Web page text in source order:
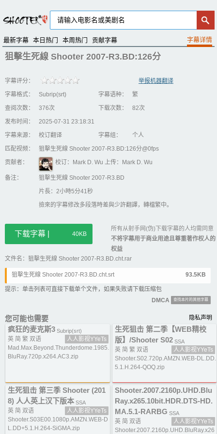
最新字幕 本日热门 本周热门 贡献字幕
狙擊生死線 Shooter 2007-R3.BD:126分
字幕评分：
举报机器翻译
字幕格式：
Subrip(srt) 字幕语种：
繁
查阅次数：
376次 下载次数：
82次
发布时间：
2025-07-31 23:18:31
字幕来源：
校订翻译 字幕组：
个人
匹配视频：
狙擊生死線 Shooter 2007-R3.BD:126分@0fps
贡献者：
校订：Mark D. Wu 上传：Mark D. Wu
备注：
狙擊生死線 Shooter 2007-R3.BD
片長：2小時5分41秒
撿來的字幕修改多段落時差與少許翻譯，轉檔繁中。
下载字幕 | 40KB
所有从射手网(伪)下载字幕的人均需同意
不将字幕用于商业用途且尊重著作权人的
权益
文件名：狙擊生死線 Shooter 2007-R3.BD.cht.rar
狙擊生死線 Shooter 2007-R3.BD.cht.srt 93.5KB
提示：单击列表可直接下载单个文件，如果失败请下载压缩包
DMCA
查找本片的其他字幕
您可能也需要 隐私声明
疯狂的麦克斯3 Subrip(srt)
英 简 繁 双语
人人影视YYeTs
Mad.Max.Beyond.Thunderdome.1985.
BluRay.720p.x264.AC3.zip
生死狙击 第二季【WEB精校
版】/Shooter S02 SSA
英 简 繁 双语
人人影视YYeTs
Shooter.S02.720p.AMZN.WEB-DL.DD.
5.1.H.264-QOQ.zip
生死狙击 第三季 Shooter (201
8) 人人英上汉下版本 SSA
英 简 双语
人人影视YYeTs
Shooter.S03E00.1080p.AMZN.WEB-D
L.DD+5.1.H.264-SiGMA.zip
Shooter.2007.2160p.UHD.Blu
Ray.x265.10bit.HDR.DTS-HD.
MA.5.1-RARBG SSA
英 简 双语
人人影视YYeTs
Shooter.2007.2160p.UHD.BluRay.x26